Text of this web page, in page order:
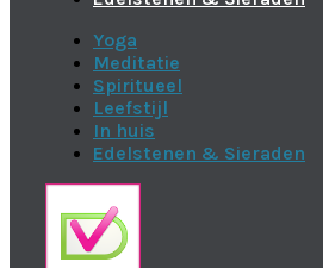
Yoga
Meditatie
Spiritueel
Leefstijl
In huis
Edelstenen & Sieraden